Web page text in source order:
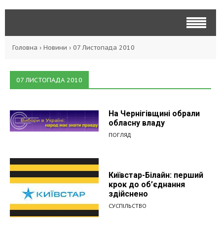
Головна › Новини › 07 Листопада 2010
07 ЛИСТОПАДА 2010
На Чернігівщині обрали
обласну владу
ПОГЛЯД
Київстар-Білайн: перший
крок до об’єднання
здійснено
СУСПІЛЬСТВО